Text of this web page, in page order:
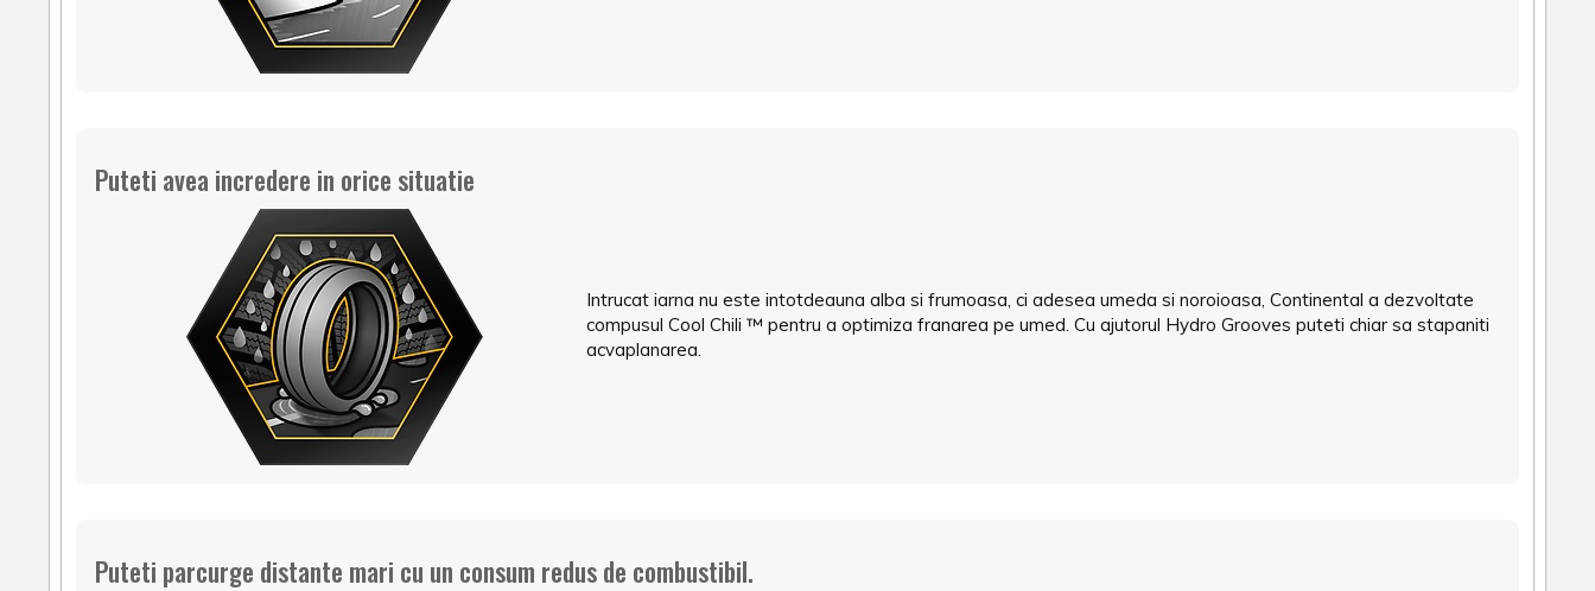
Puteti avea incredere in orice situatie
Intrucat iarna nu este intotdeauna alba si frumoasa, ci adesea umeda si noroioasa, Continental a dezvoltate
compusul Cool Chili ™ pentru a optimiza franarea pe umed. Cu ajutorul Hydro Grooves puteti chiar sa stapaniti
acvaplanarea.
Puteti parcurge distante mari cu un consum redus de combustibil.